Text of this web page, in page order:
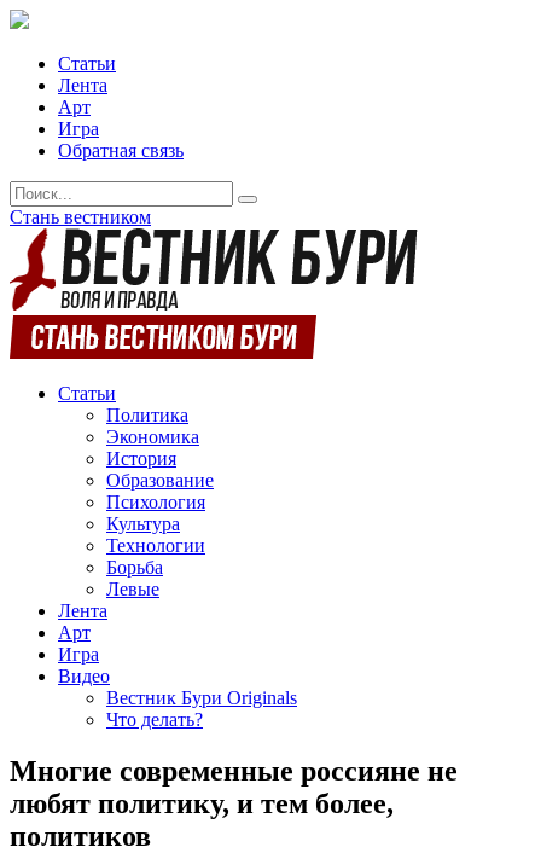
Статьи
Лента
Арт
Игра
Обратная связь
Стань вестником
Статьи
Политика
Экономика
История
Образование
Психология
Культура
Технологии
Борьба
Левые
Лента
Арт
Игра
Видео
Вестник Бури Originals
Что делать?
Многие современные россияне не
любят политику, и тем более,
политиков